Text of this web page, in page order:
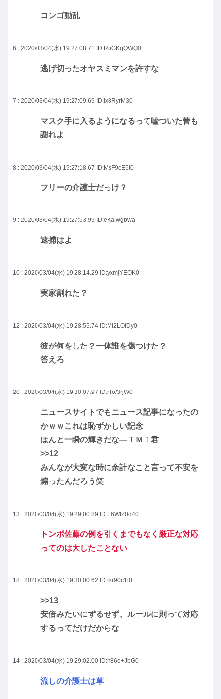
コンゴ動乱
6 : 2020/03/04(水) 19:27:08.71 ID:RuGKqQWQ0
逃げ切ったオヤスミマンを許すな
7 : 2020/03/04(水) 19:27:09.69 ID:Ix8RyrM30
マスク手に入るようになるって嘘ついた菅も
謝れよ
8 : 2020/03/04(水) 19:27:18.67 ID:MsF9cE5l0
フリーの介護士だっけ？
9 : 2020/03/04(水) 19:27:53.99 ID:eKalwgbwa
逮捕はよ
10 : 2020/03/04(水) 19:28:14.29 ID:yxmjYEOK0
実家割れた？
12 : 2020/03/04(水) 19:28:55.74 ID:Ml2LOfDy0
彼が何をした？一体誰を傷つけた？
答えろ
20 : 2020/03/04(水) 19:30:07.97 ID:rTo/3rjW0
ニュースサイトでもニュース記事になったの
かｗｗこれは恥ずかしい記念
ほんと一瞬の輝きだな―ＴＭＴ君
>>12
みんなが大変な時に余計なこと言って不安を
煽ったんだろう笑
13 : 2020/03/04(水) 19:29:00.89 ID:E6WfZ0d40
トンボ佐藤の例を引くまでもなく厳正な対応
ってのは大したことない
18 : 2020/03/04(水) 19:30:00.62 ID:rkr90c1i0
>>13
安倍みたいにずるせず、ルールに則って対応
するってだけだからな
14 : 2020/03/04(水) 19:29:02.00 ID:h86e+JbG0
流しの介護士は草